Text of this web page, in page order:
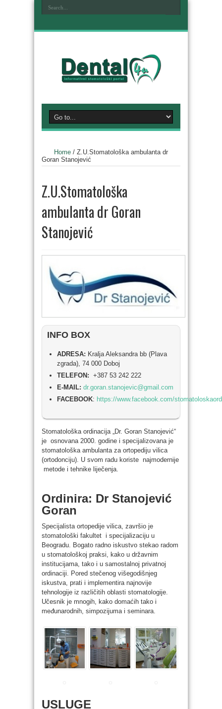
Home / Z.U.Stomatološka ambulanta dr
Goran Stanojević
Z.U.Stomatološka
ambulanta dr Goran
Stanojević
INFO BOX
ADRESA: Kralja Aleksandra bb (Plava
zgrada), 74 000 Doboj
TELEFON: +387 53 242 222
E-MAIL: dr.goran.stanojevic@gmail.com
FACEBOOK: https://www.facebook.com/
Stomatološka ordinacija „Dr. Goran Stanojević“
je osnovana 2000. godine i specijalizovana je
stomatološka ambulanta za ortopediju vilica
(ortodonciju). U svom radu koriste najmodernije
metode i tehnike liječenja.
Ordinira: Dr Stanojević
Goran
Specijalista ortopedije vilica, završio je
stomatološki fakultet i specijalizaciju u
Beogradu. Bogato radno iskustvo stekao radom
u stomatološkoj praksi, kako u državnim
institucijama, tako i u samostalnoj privatnoj
ordinaciji. Pored stečenog višegodišnjeg
iskustva, prati i implementira najnovije
tehnologije iz različitih oblasti stomatologije.
Učesnik je mnogih, kako domaćih tako i
međunarodnih, simpozijuma i seminara.
USLUGE